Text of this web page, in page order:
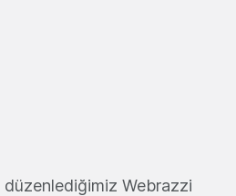
Webrazzi